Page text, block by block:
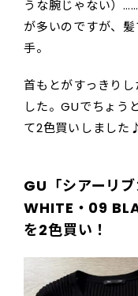
うな腕じゃない）
が多いのですが、
手。
首もとがすっきり
した。GUでちょう
て2色買いしました
GU「シアーリ
WHITE・09
を2色買い！